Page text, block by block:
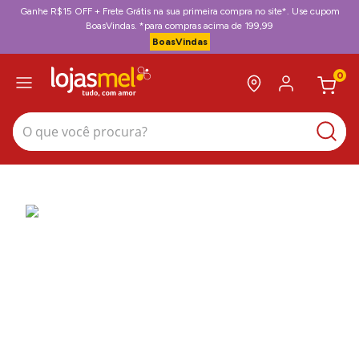
Ganhe R$15 OFF + Frete Grátis na sua primeira compra no site*. Use cupom
BoasVindas. *para compras acima de 199,99
BoasVindas
0
O que você procura?